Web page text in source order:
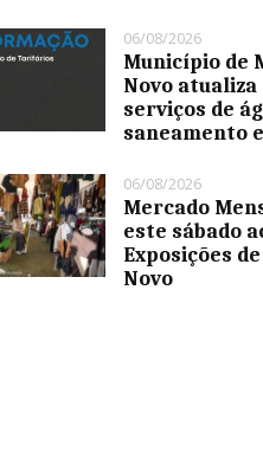
06/08/2026
Município de
Novo
serviços de
saneamento
06/08/2026
Mercado
este sábado
Exposições
Novo